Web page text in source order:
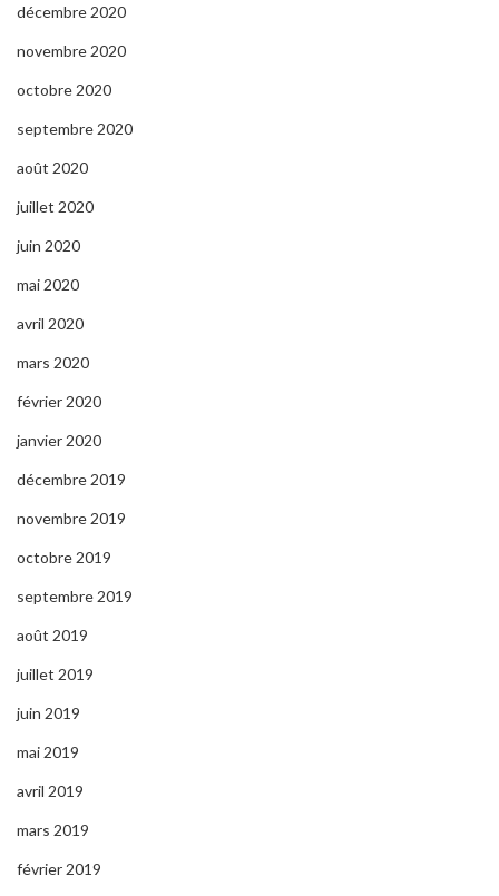
décembre 2020
novembre 2020
octobre 2020
septembre 2020
août 2020
juillet 2020
juin 2020
mai 2020
avril 2020
mars 2020
février 2020
janvier 2020
décembre 2019
novembre 2019
octobre 2019
septembre 2019
août 2019
juillet 2019
juin 2019
mai 2019
avril 2019
mars 2019
février 2019